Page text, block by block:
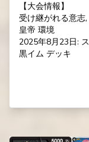
【大会情報】
受け継がれる意志
皇帝 環境
2025年8月23日:
黒イム デッキ